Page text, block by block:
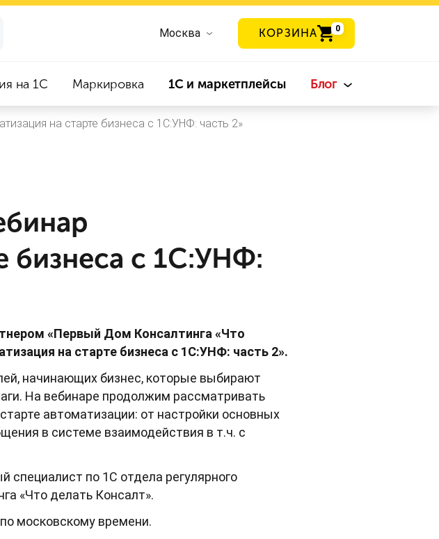
Москва КОРЗИНА 0
на 1С Маркировка 1С и маркетплейсы Блог
на старте бизнеса с 1С:УНФ: часть 2»
бизнеса с 1С:УНФ:
«‎Первый Дом Консалтинга «‎Что
на старте бизнеса с 1С:УНФ: часть 2».
начинающих бизнес, которые выбирают
На вебинаре продолжим рассматривать
автоматизации: от настройки основных
в системе взаимодействия в т.ч. с
специалист по 1С отдела регулярного
«Что делать Консалт».
московскому времени.